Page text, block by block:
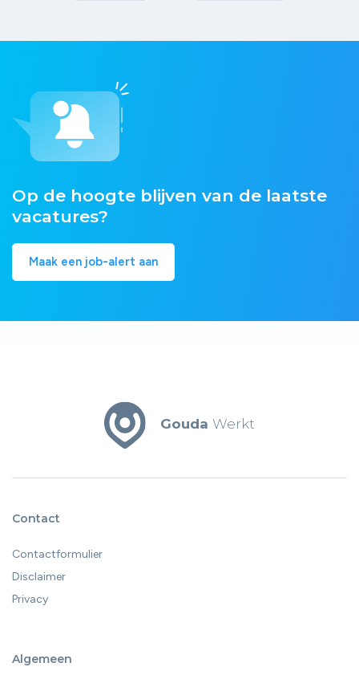
Op de hoogte blijven van de laatste
vacatures?
Maak een job-alert aan
Gouda Werkt
Contact
Contactformulier
Disclaimer
Privacy
Algemeen